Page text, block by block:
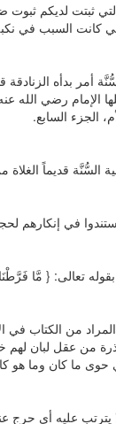
ثبتت لديكم
كانت السبب في
أمر بدأه
الإمام رضي الله
الجزء السابع.
السُّنَّة قديماً
في إنكارهم
بقوله تعالى: { مَّا
من الكتاب في
من عقل لبان لهم
حوى ما كان وما هو
يترتب عليه أي حرج